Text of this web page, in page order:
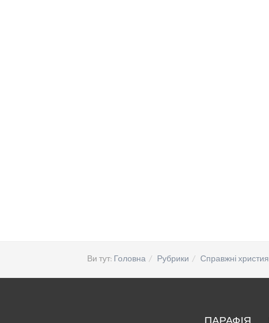
Ви тут: Головна Рубрики Справжні